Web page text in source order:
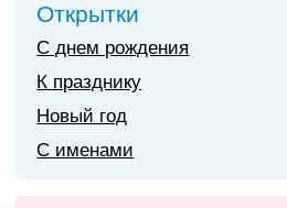
Открытки
С днем рождения
К празднику
Новый год
С именами